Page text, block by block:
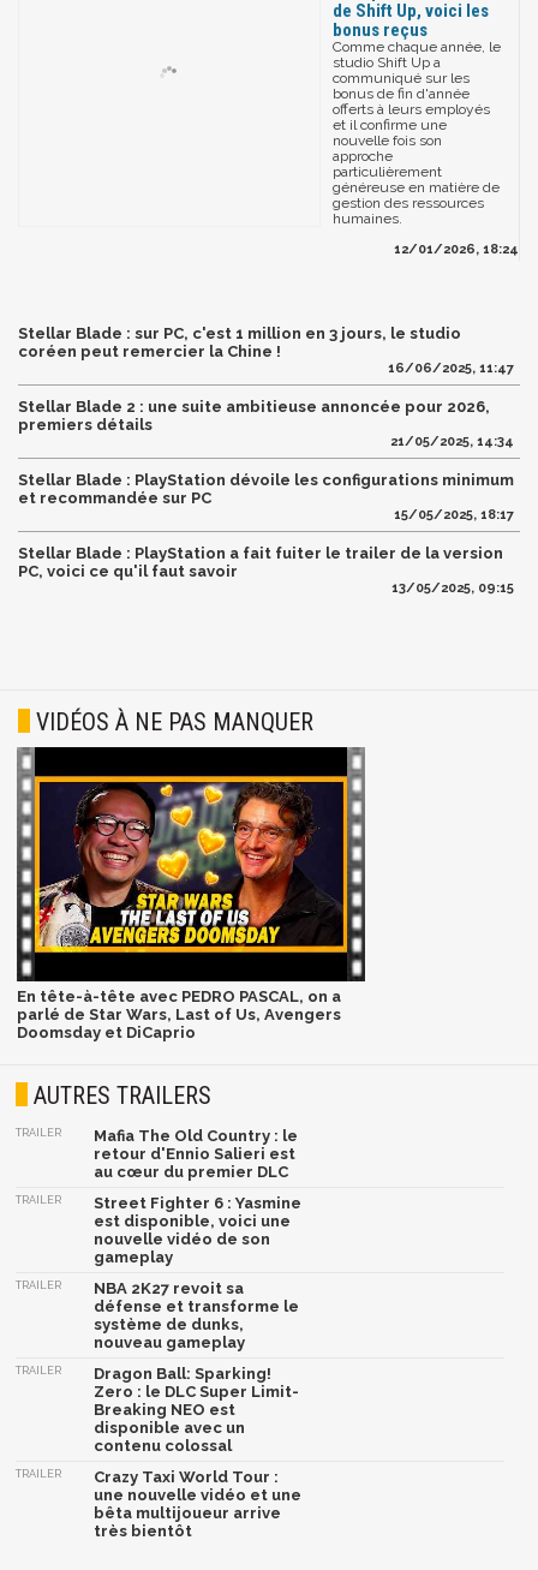
de Shift Up, voici les
bonus reçus
Comme chaque année, le
studio Shift Up a
communiqué sur les
bonus de fin d'année
offerts à leurs employés
et il confirme une
nouvelle fois son
approche
particulièrement
généreuse en matière de
gestion des ressources
humaines.
12/01/2026, 18:24
Stellar Blade : sur PC, c'est 1 million en 3 jours, le studio
coréen peut remercier la Chine !
16/06/2025, 11:47
Stellar Blade 2 : une suite ambitieuse annoncée pour 2026,
premiers détails
21/05/2025, 14:34
Stellar Blade : PlayStation dévoile les configurations minimum
et recommandée sur PC
15/05/2025, 18:17
Stellar Blade : PlayStation a fait fuiter le trailer de la version
PC, voici ce qu'il faut savoir
13/05/2025, 09:15
VIDÉOS À NE PAS MANQUER
En tête-à-tête avec PEDRO PASCAL, on a
parlé de Star Wars, Last of Us, Avengers
Doomsday et DiCaprio
AUTRES TRAILERS
TRAILER
Mafia The Old Country : le
retour d'Ennio Salieri est
au cœur du premier DLC
TRAILER
Street Fighter 6 : Yasmine
est disponible, voici une
nouvelle vidéo de son
gameplay
TRAILER
NBA 2K27 revoit sa
défense et transforme le
système de dunks,
nouveau gameplay
TRAILER
Dragon Ball: Sparking!
Zero : le DLC Super Limit-
Breaking NEO est
disponible avec un
contenu colossal
TRAILER
Crazy Taxi World Tour :
une nouvelle vidéo et une
bêta multijoueur arrive
très bientôt